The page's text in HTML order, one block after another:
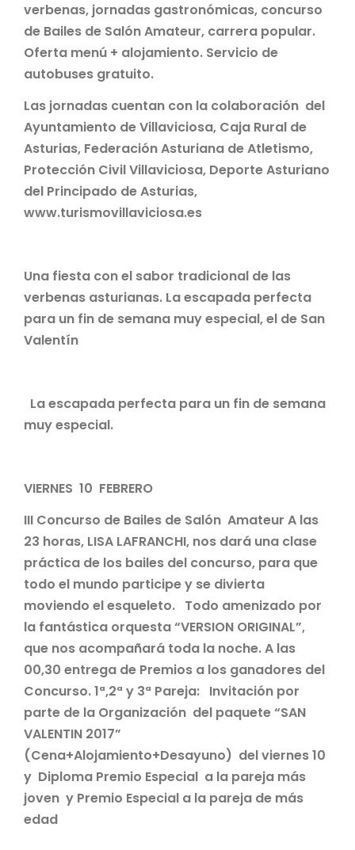
verbenas, jornadas gastronómicas, concurso
de Bailes de Salón Amateur, carrera popular.
Oferta menú + alojamiento. Servicio de
autobuses gratuito.
Las jornadas cuentan con la colaboración del
Ayuntamiento de Villaviciosa, Caja Rural de
Asturias, Federación Asturiana de Atletismo,
Protección Civil Villaviciosa, Deporte Asturiano
del Principado de Asturias,
www.turismovillaviciosa.es
Una fiesta con el sabor tradicional de las
verbenas asturianas. La escapada perfecta
para un fin de semana muy especial, el de San
Valentín
La escapada perfecta para un fin de semana
muy especial.
VIERNES 10 FEBRERO
III Concurso de Bailes de Salón Amateur A las
23 horas, LISA LAFRANCHI, nos dará una clase
práctica de los bailes del concurso, para que
todo el mundo participe y se divierta
moviendo el esqueleto. Todo amenizado por
la fantástica orquesta “VERSION ORIGINAL”,
que nos acompañará toda la noche. A las
00,30 entrega de Premios a los ganadores del
Concurso. 1ª,2ª y 3ª Pareja: Invitación por
parte de la Organización del paquete “SAN
VALENTIN 2017”
(Cena+Alojamiento+Desayuno) del viernes 10
y Diploma Premio Especial a la pareja más
joven y Premio Especial a la pareja de más
edad